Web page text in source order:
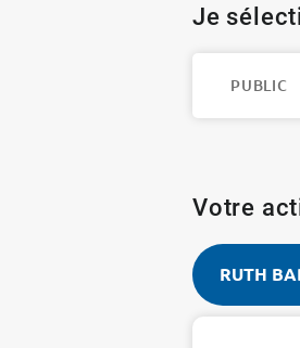
Je
PUBLIC
Votre
RUTH